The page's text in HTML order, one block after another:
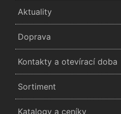
Aktuality
Doprava
Kontakty a otevírací doba
Sortiment
Katalogy a ceníky